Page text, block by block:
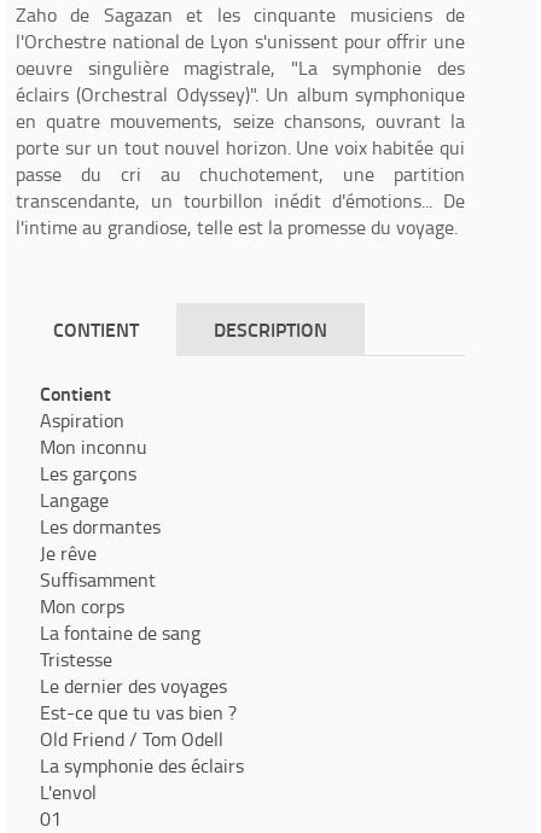
Zaho de Sagazan et les cinquante musiciens de
l'Orchestre national de Lyon s'unissent pour offrir une
oeuvre singulière magistrale, "La symphonie des
éclairs (Orchestral Odyssey)". Un album symphonique
en quatre mouvements, seize chansons, ouvrant la
porte sur un tout nouvel horizon. Une voix habitée qui
passe du cri au chuchotement, une partition
transcendante, un tourbillon inédit d'émotions... De
l'intime au grandiose, telle est la promesse du voyage.
CONTIENT DESCRIPTION
Contient
Aspiration
Mon inconnu
Les garçons
Langage
Les dormantes
Je rêve
Suffisamment
Mon corps
La fontaine de sang
Tristesse
Le dernier des voyages
Est-ce que tu vas bien ?
Old Friend / Tom Odell
La symphonie des éclairs
L'envol
01